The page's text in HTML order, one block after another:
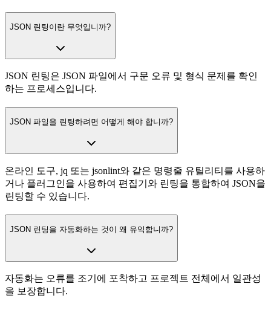
JSON 린팅이란 무엇입니까?
JSON 린팅은 JSON 파일에서 구문 오류 및 형식 문제를 확인
하는 프로세스입니다.
JSON 파일을 린팅하려면 어떻게 해야 합니까?
온라인 도구, jq 또는 jsonlint와 같은 명령줄 유틸리티를 사용하
거나 플러그인을 사용하여 편집기와 린팅을 통합하여 JSON을
린팅할 수 있습니다.
JSON 린팅을 자동화하는 것이 왜 유익합니까?
자동화는 오류를 조기에 포착하고 프로젝트 전체에서 일관성
을 보장합니다.